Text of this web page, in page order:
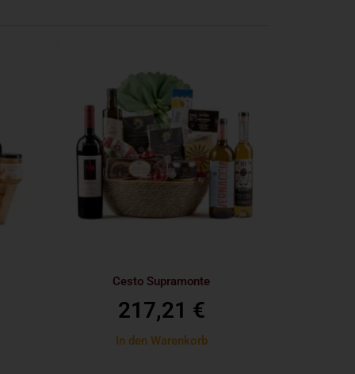
Cesto Supramonte
217,21 €
In den Warenkorb